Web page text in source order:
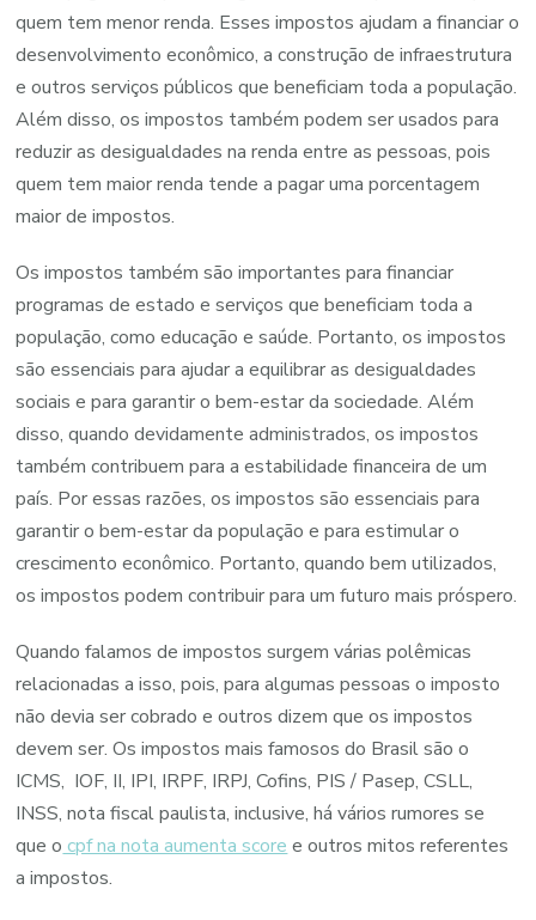
quem tem menor renda. Esses impostos ajudam a financiar o
desenvolvimento econômico, a construção de infraestrutura
e outros serviços públicos que beneficiam toda a população.
Além disso, os impostos também podem ser usados para
reduzir as desigualdades na renda entre as pessoas, pois
quem tem maior renda tende a pagar uma porcentagem
maior de impostos.
Os impostos também são importantes para financiar
programas de estado e serviços que beneficiam toda a
população, como educação e saúde. Portanto, os impostos
são essenciais para ajudar a equilibrar as desigualdades
sociais e para garantir o bem-estar da sociedade. Além
disso, quando devidamente administrados, os impostos
também contribuem para a estabilidade financeira de um
país. Por essas razões, os impostos são essenciais para
garantir o bem-estar da população e para estimular o
crescimento econômico. Portanto, quando bem utilizados,
os impostos podem contribuir para um futuro mais próspero.
Quando falamos de impostos surgem várias polêmicas
relacionadas a isso, pois, para algumas pessoas o imposto
não devia ser cobrado e outros dizem que os impostos
devem ser. Os impostos mais famosos do Brasil são o
ICMS, IOF, II, IPI, IRPF, IRPJ, Cofins, PIS / Pasep, CSLL,
INSS, nota fiscal paulista, inclusive, há vários rumores se
que o cpf na nota aumenta score e outros mitos referentes
a impostos.